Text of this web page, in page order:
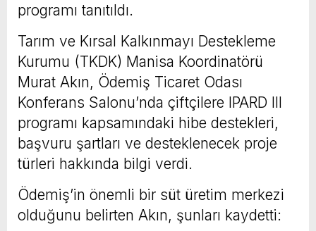
programı tanıtıldı.
Tarım ve Kırsal Kalkınmayı Destekleme
Kurumu (TKDK) Manisa Koordinatörü
Murat Akın, Ödemiş Ticaret Odası
Konferans Salonu’nda çiftçilere IPARD III
programı kapsamındaki hibe destekleri,
başvuru şartları ve desteklenecek proje
türleri hakkında bilgi verdi.
Ödemiş’in önemli bir süt üretim merkezi
olduğunu belirten Akın, şunları kaydetti: